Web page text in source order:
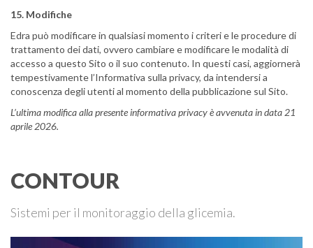
15. Modifiche
Edra può modificare in qualsiasi momento i criteri e le procedure di
trattamento dei dati, ovvero cambiare e modificare le modalità di
accesso a questo Sito o il suo contenuto. In questi casi, aggiornerà
tempestivamente l’Informativa sulla privacy, da intendersi a
conoscenza degli utenti al momento della pubblicazione sul Sito.
L’ultima modifica alla presente informativa privacy è avvenuta in data 21
aprile 2026.
CONTOUR
Sistemi per il monitoraggio della glicemia.